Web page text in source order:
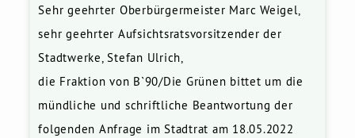
Sehr geehrter Oberbürgermeister Marc Weigel,
sehr geehrter Aufsichtsratsvorsitzender der
Stadtwerke, Stefan Ulrich,
die Fraktion von B`90/Die Grünen bittet um die
mündliche und schriftliche Beantwortung der
folgenden Anfrage im Stadtrat am 18.05.2022